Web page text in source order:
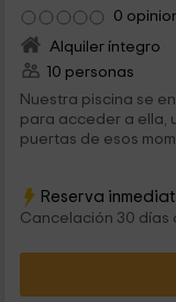
0
Alquiler íntegro
10 personas
Nuestra piscina se
para acceder a ella,
puertas de esos
Reserva
Cancelación 30 días